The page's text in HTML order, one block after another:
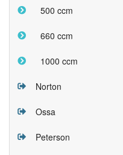
500 ccm
660 ccm
1000 ccm
Norton
Ossa
Peterson